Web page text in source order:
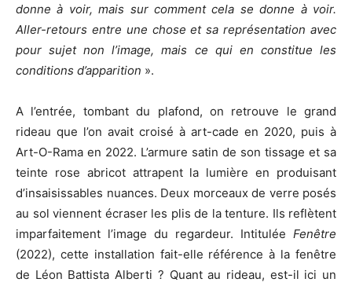
donne à voir, mais sur comment cela se donne à voir.
Aller-retours entre une chose et sa représentation avec
pour sujet non l’image, mais ce qui en constitue les
conditions d’apparition ».
A l’entrée, tombant du plafond, on retrouve le grand
rideau que l’on avait croisé à art-cade en 2020, puis à
Art-O-Rama en 2022. L’armure satin de son tissage et sa
teinte rose abricot attrapent la lumière en produisant
d’insaisissables nuances. Deux morceaux de verre posés
au sol viennent écraser les plis de la tenture. Ils reflètent
imparfaitement l’image du regardeur. Intitulée Fenêtre
(2022), cette installation fait-elle référence à la fenêtre
de Léon Battista Alberti ? Quant au rideau, est-il ici un